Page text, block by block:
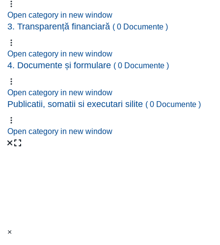
Open category in new window
3. Transparență financiară ( 0 Documente )
Open category in new window
4. Documente și formulare ( 0 Documente )
Open category in new window
Publicatii, somatii si executari silite ( 0 Documente )
Open category in new window
×